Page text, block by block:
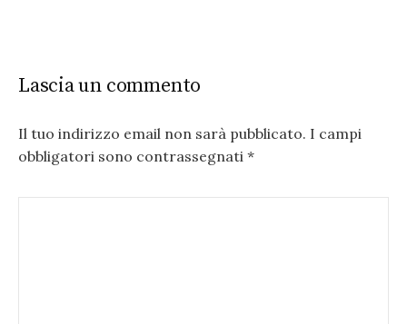
Lascia un commento
Il tuo indirizzo email non sarà pubblicato. I campi
obbligatori sono contrassegnati *